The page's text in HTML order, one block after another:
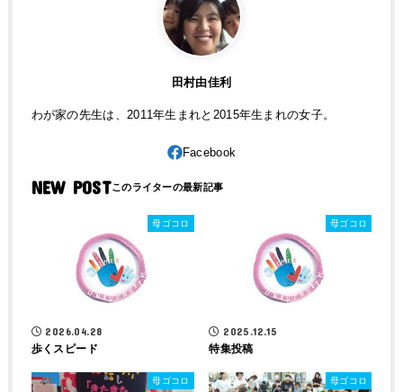
田村由佳利
わが家の先生は、2011年生まれと2015年生まれの女子。
NEW POST
母ゴコロ
2026.04.28
歩くスピード
母ゴコロ
2025.12.15
特集投稿
母ゴコロ 母ゴコロ